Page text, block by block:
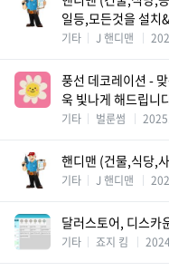
일등,모든것을 설치
기타 J 핸디맨
풍선 데코레이션 -
욱 빛나게 해드립니
기타 벌룬썸
핸디맨 (건물,식당,
기타 J 핸디맨
달러스토어, 디스카
기타 죠지 킴